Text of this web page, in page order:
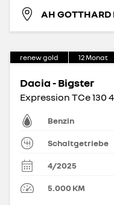
AH GOTTHARD
renew gold 12Monat
Dacia - Bigster
Expression TCe 130
Benzin
Schaltgetriebe
4/2025
5.000KM